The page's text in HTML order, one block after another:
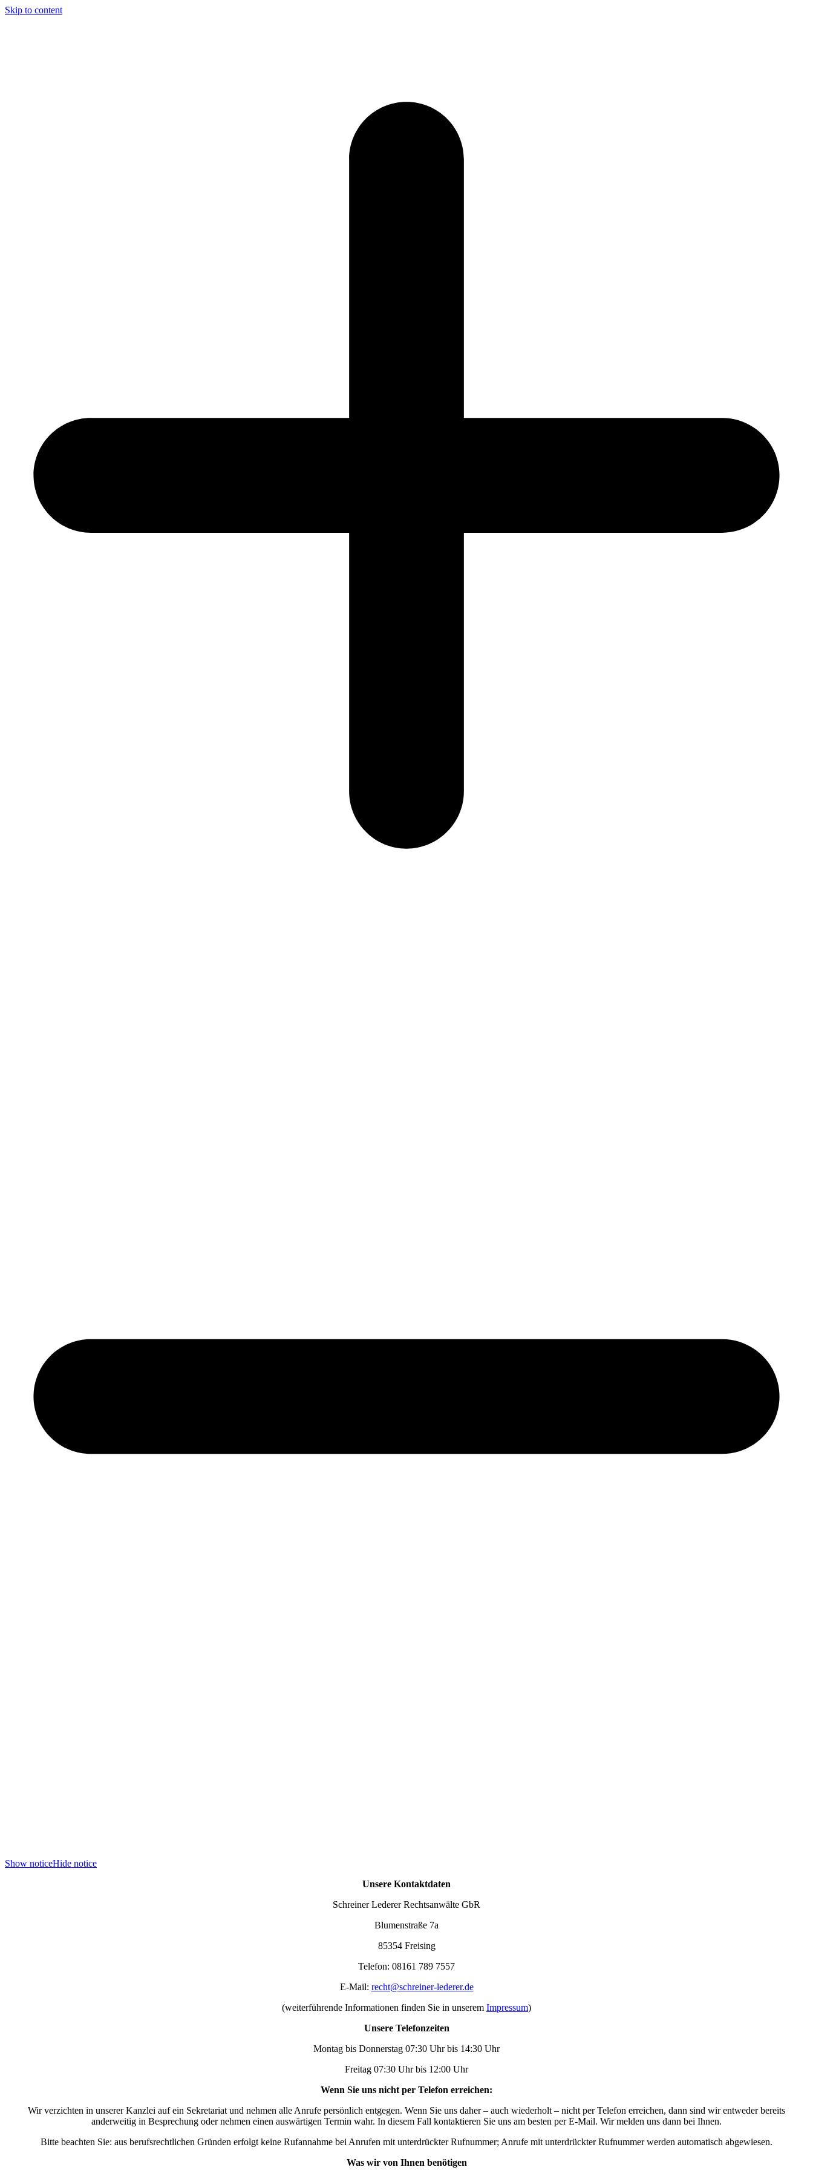
Skip to content
Show noticeHide notice
Unsere Kontaktdaten
Schreiner Lederer Rechtsanwälte GbR
Blumenstraße 7a
85354 Freising
Telefon: 08161 789 7557
E-Mail: recht@schreiner-lederer.de
(weiterführende Informationen finden Sie in unserem Impressum)
Unsere Telefonzeiten
Montag bis Donnerstag 07:30 Uhr bis 14:30 Uhr
Freitag 07:30 Uhr bis 12:00 Uhr
Wenn Sie uns nicht per Telefon erreichen:
Wir verzichten in unserer Kanzlei auf ein Sekretariat und nehmen alle Anrufe persönlich entgegen. Wenn Sie uns daher – auch wiederholt – nicht per Telefon erreichen, dann sind wir entweder bereits
anderweitig in Besprechung oder nehmen einen auswärtigen Termin wahr. In diesem Fall kontaktieren Sie uns am besten per E-Mail. Wir melden uns dann bei Ihnen.
Bitte beachten Sie: aus berufsrechtlichen Gründen erfolgt keine Rufannahme bei Anrufen mit unterdrückter Rufnummer; Anrufe mit unterdrückter Rufnummer werden automatisch abgewiesen.
Was wir von Ihnen benötigen